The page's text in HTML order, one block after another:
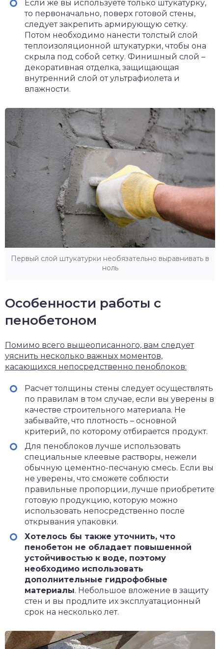
Если же вы используете только штукатурку,
то первоначально, поверх готовой стены,
следует закрепить армирующую сетку.
Потом необходимо нанести толстый слой
теплоизоляционной штукатурки, чтобы она
скрыла под собой сетку. Финишный слой –
декоративная отделка, защищающая
внутренний слой от ультрафиолета и
влажности.
Первый слой штукатурки необязательно выравнивать в
ноль
Особенности работы с
пенобетоном
Помимо всего вышеописанного, вам следует
уяснить несколько важных моментов,
касающихся непосредственно пеноблоков:
Расчет толщины стены следует осуществлять
по правилам в том случае, если вы уверены в
качестве строительного материала. Не
забывайте, что плотность – основной
критерий, по которому отбирается продукт.
Для пеноблоков лучше использовать
специальные клеевые растворы, нежели
обычную цементно-песчаную смесь. Если вы
не уверены, что сможете соблюсти
правильные пропорции, лучше приобретите
готовую продукцию, которую можно
использовать непосредственно после
открывания упаковки.
Хотелось бы также уточнить, что
пенобетон не обладает повышенной
устойчивостью к воде, поэтому
необходимо использовать
дополнительные гидрофобные
материалы. Небольшое вложение в защиту
стен и вы продлите их эксплуатационный
срок на несколько лет.